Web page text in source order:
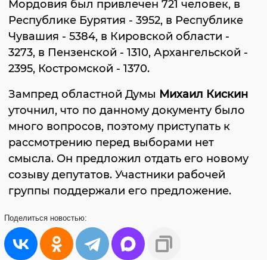
Мордовия был привлечен 721 человек, в
Республике Бурятия - 3952, в Республике
Чувашия - 5384, в Кировской области -
3273, в Пензенской - 1310, Архангельской -
2395, Костромской - 1370.
Зампред областной Думы Михаил Кискин
уточнил, что по данному документу было
много вопросов, поэтому приступать к
рассмотрению перед выборами нет
смысла. Он предложил отдать его новому
созыву депутатов. Участники рабочей
группы поддержали его предложение.
Поделиться новостью: